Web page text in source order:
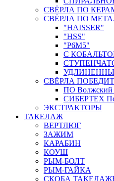
СВЁРЛА ПО
СВЁРЛА ПО
"HAISSER"
"HSS"
"Р6М5"
С
СВЁРЛА
ПО Волжский
СИБЕРТЕХ
ЭКСТРАКТОРЫ
ТАКЕЛАЖ
ВЕРТЛЮГ
ЗАЖИМ
КАРАБИН
КОУШ
РЫМ-БОЛТ
РЫМ-ГАЙКА
СКОБА